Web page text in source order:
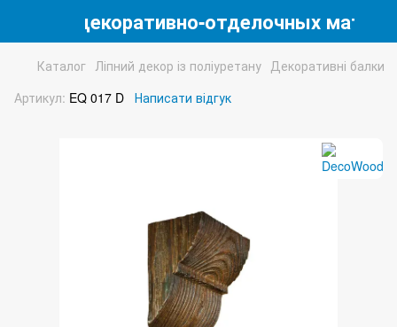
декоративно-отделочных
Каталог Ліпний декор із поліуретану Декоративні балки
Артикул: EQ 017 D Написати відгук